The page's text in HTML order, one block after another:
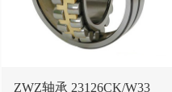
ZWZ轴承 23126CK/W33